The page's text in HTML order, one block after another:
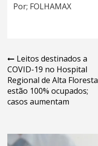
Por; FOLHAMAX
Navegação
de
Post
Leitos destinados a
COVID-19 no Hospital
Regional de Alta Floresta
estão 100% ocupados;
casos aumentam